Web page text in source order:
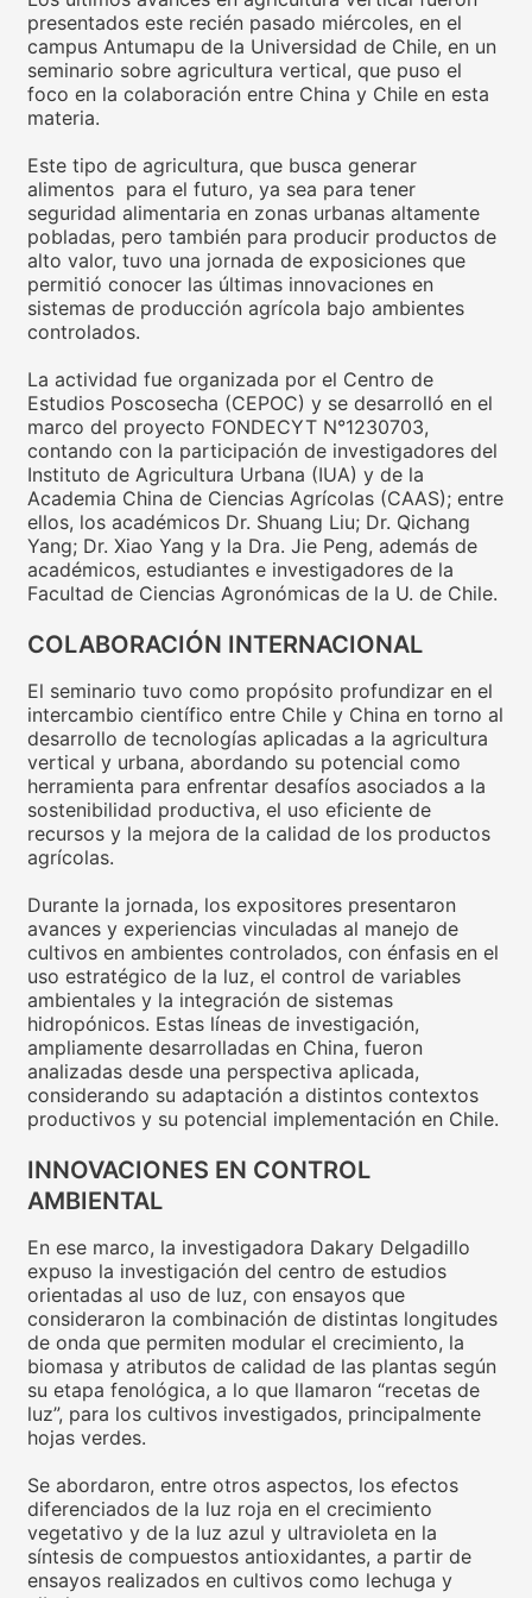
presentados este recién pasado miércoles, en el
campus Antumapu de la Universidad de Chile, en un
seminario sobre agricultura vertical, que puso el
foco en la colaboración entre China y Chile en esta
materia.
Este tipo de agricultura, que busca generar
alimentos para el futuro, ya sea para tener
seguridad alimentaria en zonas urbanas altamente
pobladas, pero también para producir productos de
alto valor, tuvo una jornada de exposiciones que
permitió conocer las últimas innovaciones en
sistemas de producción agrícola bajo ambientes
controlados.
La actividad fue organizada por el Centro de
Estudios Poscosecha (CEPOC) y se desarrolló en el
marco del proyecto FONDECYT N°1230703,
contando con la participación de investigadores del
Instituto de Agricultura Urbana (IUA) y de la
Academia China de Ciencias Agrícolas (CAAS); entre
ellos, los académicos Dr. Shuang Liu; Dr. Qichang
Yang; Dr. Xiao Yang y la Dra. Jie Peng, además de
académicos, estudiantes e investigadores de la
Facultad de Ciencias Agronómicas de la U. de Chile.
COLABORACIÓN INTERNACIONAL
El seminario tuvo como propósito profundizar en el
intercambio científico entre Chile y China en torno al
desarrollo de tecnologías aplicadas a la agricultura
vertical y urbana, abordando su potencial como
herramienta para enfrentar desafíos asociados a la
sostenibilidad productiva, el uso eficiente de
recursos y la mejora de la calidad de los productos
agrícolas.
Durante la jornada, los expositores presentaron
avances y experiencias vinculadas al manejo de
cultivos en ambientes controlados, con énfasis en el
uso estratégico de la luz, el control de variables
ambientales y la integración de sistemas
hidropónicos. Estas líneas de investigación,
ampliamente desarrolladas en China, fueron
analizadas desde una perspectiva aplicada,
considerando su adaptación a distintos contextos
productivos y su potencial implementación en Chile.
INNOVACIONES EN CONTROL
AMBIENTAL
En ese marco, la investigadora Dakary Delgadillo
expuso la investigación del centro de estudios
orientadas al uso de luz, con ensayos que
consideraron la combinación de distintas longitudes
de onda que permiten modular el crecimiento, la
biomasa y atributos de calidad de las plantas según
su etapa fenológica, a lo que llamaron “recetas de
luz”, para los cultivos investigados, principalmente
hojas verdes.
Se abordaron, entre otros aspectos, los efectos
diferenciados de la luz roja en el crecimiento
vegetativo y de la luz azul y ultravioleta en la
síntesis de compuestos antioxidantes, a partir de
ensayos realizados en cultivos como lechuga y